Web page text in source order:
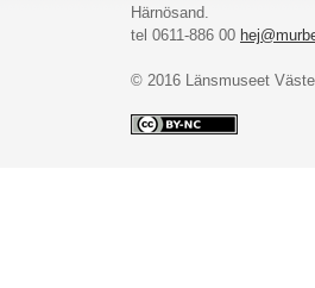
Härnösand.
tel 0611-886 00
© 2016 Länsmuseet